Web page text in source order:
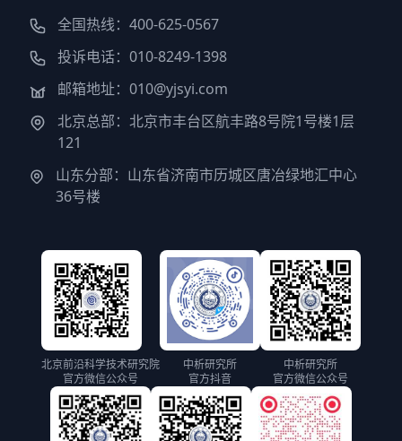
全国热线：400-625-0567
投诉电话：010-8249-1398
邮箱地址：010@yjsyi.com
北京总部：北京市丰台区航丰路8号院1号楼1层
121
山东分部：山东省济南市历城区唐冶绿地汇中心
36号楼
北京前沿科学技术研究院
官方微信公众号
中析研究所
官方抖音
中析研究所
官方微信公众号